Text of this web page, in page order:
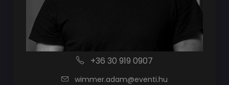
+36 30 919 0907
wimmer.adam@eventi.hu